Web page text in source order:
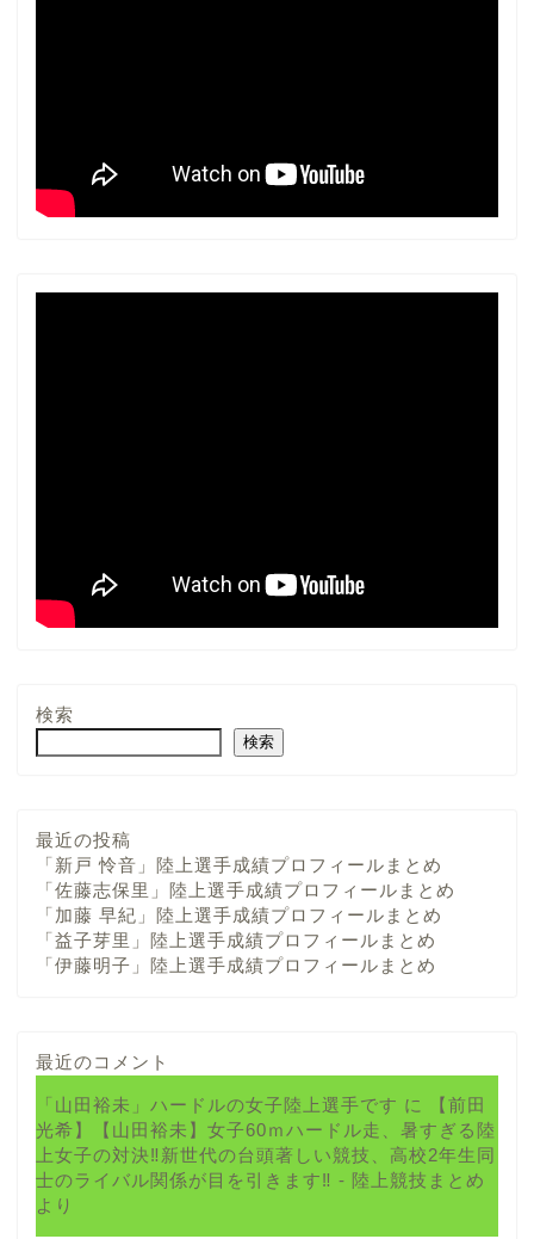
検索
検索
最近の投稿
「新戸 怜音」陸上選手成績プロフィールまとめ
「佐藤志保里」陸上選手成績プロフィールまとめ
「加藤 早紀」陸上選手成績プロフィールまとめ
「益子芽里」陸上選手成績プロフィールまとめ
「伊藤明子」陸上選手成績プロフィールまとめ
最近のコメント
「山田裕未」ハードルの女子陸上選手です に
【前田
光希】【山田裕未】女子60ｍハードル走、暑すぎる陸
上女子の対決‼新世代の台頭著しい競技、高校2年生同
士のライバル関係が目を引きます‼ - 陸上競技まとめ
より